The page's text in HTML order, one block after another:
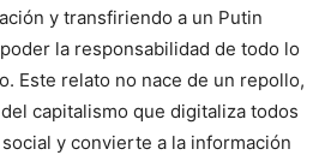
y transfiriendo a un Putin
la responsabilidad de todo lo
Este relato no nace de un repollo,
capitalismo que digitaliza todos
y convierte a la información